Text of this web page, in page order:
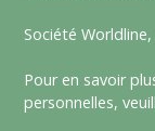
Société Worldline,
Pour en savoir
personnelles,